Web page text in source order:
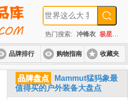
热门搜索: 冲锋衣 极星
品牌排行 购物指南
高端套装
收藏夹
品牌盘点
Mammut猛犸象最
值得买的户外装备大盘点